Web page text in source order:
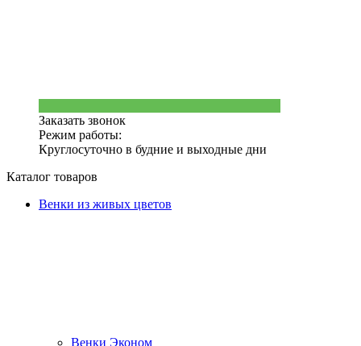
Заказать звонок
Режим работы:
Круглосуточно в будние и выходные дни
Каталог товаров
Венки из живых цветов
Венки Эконом